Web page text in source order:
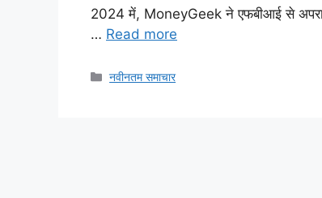
2024 में, MoneyGeek ने एफबीआई से
… Read more
Categories
नवीनतम समाचार